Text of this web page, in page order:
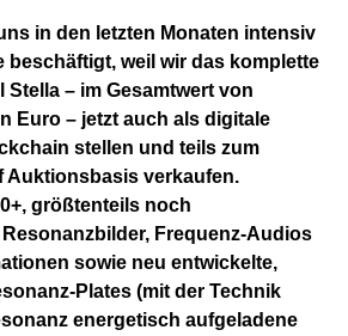
in den letzten Monaten intensiv
beschäftigt, weil wir das komplette
Stella – im Gesamtwert von
Euro – jetzt auch als digitale
stellen und teils zum
Auktionsbasis verkaufen.
größtenteils noch
Frequenz-Audios
sowie neu entwickelte,
Plates (mit der Technik
energetisch aufgeladene